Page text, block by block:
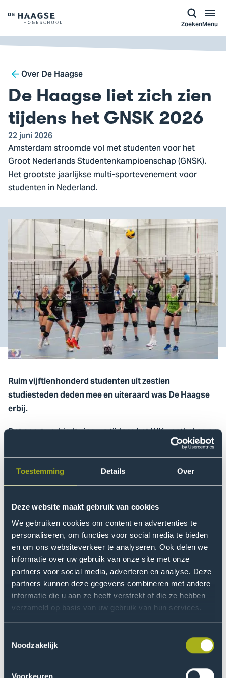
Toestemming Details Over
Deze website maakt gebruik van cookies
We gebruiken cookies om content en advertenties te
personaliseren, om functies voor social media te bieden
en om ons websiteverkeer te analyseren. Ook delen we
informatie over uw gebruik van onze site met onze
partners voor social media, adverteren en analyse. Deze
partners kunnen deze gegevens combineren met andere
informatie die u aan ze heeft verstrekt of die ze hebben
verzameld op basis van uw gebruik van hun services.
Noodzakelijk
Logo
van
De
Hogeschool,
ga
naar
de
homepagina
ZoekenMenu
Breadcrumb
Over De Haagse
De Haagse liet zich zien
tijdens het GNSK 2026
22 juni 2026
Amsterdam stroomde vol met studenten voor het
Groot Nederlands Studentenkampioenschap (GNSK).
Het grootste jaarlijkse multi-sportevenement voor
studenten in Nederland.
Ruim vijftienhonderd studenten uit zestien
studiesteden deden mee en uiteraard was De Haagse
erbij.
Dat sport verbindt zien we tijdens het WK voetbal en op
kleinere schaal werkt dat net zo goed. Ellen van der
Weijden-Bast, adviseur studentensport: ‘’Dit evenement
biedt studenten de kans om elkaar op een
laagdrempelige manier te ontmoeten en samen naar
team groeien en dat maakt sport een belangrijk middel
voor verbinding en welbevinden.”
Meer dan een sporttoernooi
Dat gevoel van verbinding bevestigt Werner Joseph
Flores, student International Business en coach van het
HSB Nobels vrouwenbasketbalteam. Tussen de
wedstrijden spendeerden we veel tijd met elkaar en dan
leer je elkaar buiten het basketbal kennen. Dat maakte
herinneringen.” Volgens Werner biedt het GNSK